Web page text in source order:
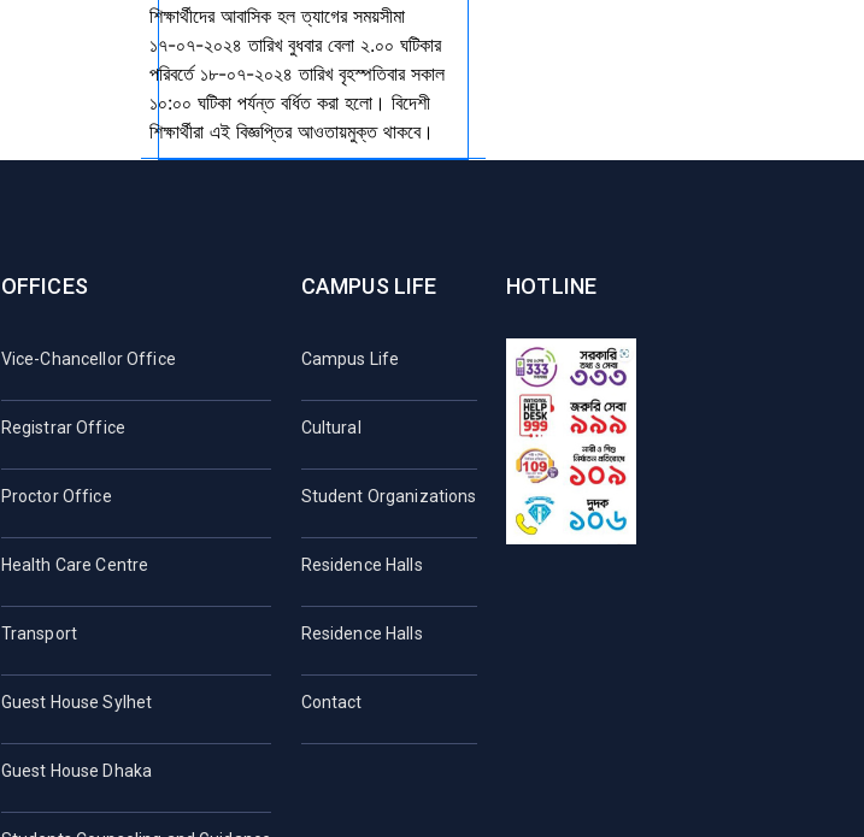
শিক্ষার্থীদের আবাসিক হল ত্যাগের সময়সীমা
১৭-০৭-২০২৪ তারিখ বুধবার বেলা ২.০০ ঘটিকার
পরিবর্তে ১৮-০৭-২০২৪ তারিখ বৃহস্পতিবার সকাল
১০:০০ ঘটিকা পর্যন্ত বর্ধিত করা হলো। বিদেশী
শিক্ষার্থীরা এই বিজ্ঞপ্তির আওতায়মুক্ত থাকবে।
OFFICES
Vice-Chancellor Office
Registrar Office
Proctor Office
Health Care Centre
Transport
Guest House Sylhet
Guest House Dhaka
CAMPUS LIFE
Campus Life
Cultural
Student Organizations
Residence Halls
Residence Halls
Contact
HOTLINE